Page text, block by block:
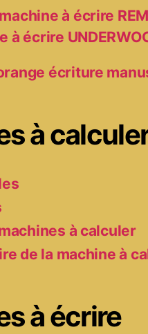
à écrire
à écrire
écriture
à
à calculer
de la machine à
à écrire